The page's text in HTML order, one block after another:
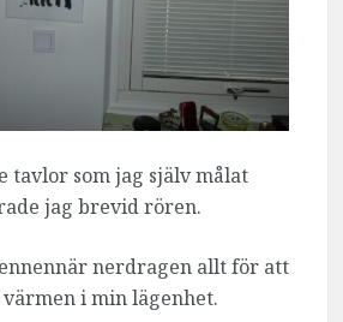
tavlor som jag själv målat
jag brevid rören.
nerdragen allt för att
i min lägenhet.